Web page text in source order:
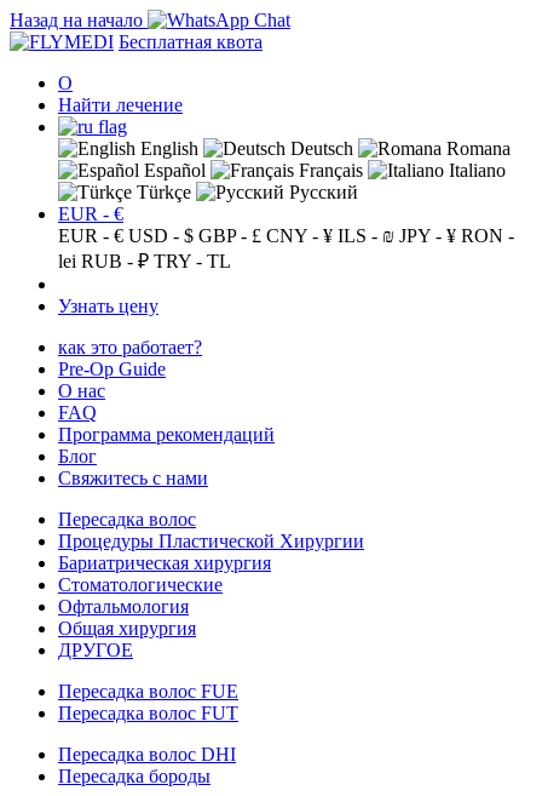
Назад на начало
Бесплатная квота
О
Найти лечение
English Deutsch
Romana
Español
Français
Italiano
Türkçe
Русский
EUR - €
EUR - € USD - $ GBP - £ CNY - ¥ ILS - ₪ JPY - ¥ RON -
lei RUB - ₽ TRY - TL
Узнать цену
как это работает?
Pre-Op Guide
О нас
FAQ
Программа рекомендаций
Блог
Свяжитесь с нами
Пересадка волос
Процедуры Пластической Хирургии
Бариатрическая хирургия
Стоматологические
Офтальмология
Общая хирургия
ДРУГОЕ
Пересадка волос FUE
Пересадка волос FUT
Пересадка волос DHI
Пересадка бороды